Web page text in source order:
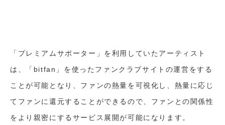
「プレミアムサポーター」を利用していたアーティスト
は、「bitfan」を使ったファンクラブサイトの運営をする
ことが可能となり、ファンの熱量を可視化し、熱量に応じ
てファンに還元することができるので、ファンとの関係性
をより親密にするサービス展開が可能になります。